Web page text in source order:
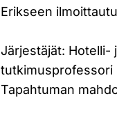
Erikseen
Järjestäjät: Hotelli-
tutkimusprofessori
Tapahtuman